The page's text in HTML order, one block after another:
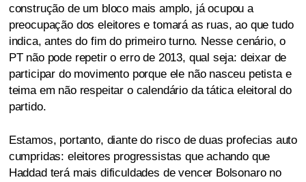
construção de um bloco mais amplo, já ocupou a
preocupação dos eleitores e tomará as ruas, ao que tudo
indica, antes do fim do primeiro turno. Nesse cenário, o
PT não pode repetir o erro de 2013, qual seja: deixar de
participar do movimento porque ele não nasceu petista e
teima em não respeitar o calendário da tática eleitoral do
partido.
Estamos, portanto, diante do risco de duas profecias auto
cumpridas: eleitores progressistas que achando que
Haddad terá mais dificuldades de vencer Bolsonaro no